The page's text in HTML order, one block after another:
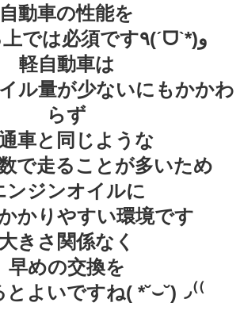
自動車の性能を
維持する上では必須です٩(ˊᗜˋ*)و
軽自動車は
ル量が少ないにもかかわ
らず
車と同じような
で走ることが多いため
ンジンオイルに
かりやすい環境です
大きさ関係なく
早めの交換を
よいですね( *˘⌣˘)◞⁽⁽